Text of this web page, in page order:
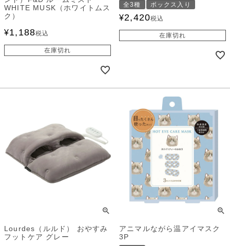
WHITE MUSK（ホワイトムス
ク）
¥1,188税込
在庫切れ
全3種 ボックス入り
¥2,420税込
在庫切れ
Lourdes（ルルド） おやすみ
フットケア グレー
アニマルながら温アイマスク
3P